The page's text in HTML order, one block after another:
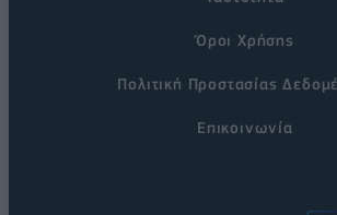
Όροι Χρήσης
Πολιτική Προστασίας
Επικοινωνία